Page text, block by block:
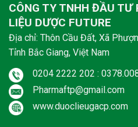
CÔNG TY TNHH ĐẦU TƯ
LIỆU DƯỢC FUTURE
Địa chỉ: Thôn Cầu Đất, Xã
Tỉnh Bắc Giang, Việt Nam
0204 2222 202 :
Pharmaftp@gmail.com
www.duoclieugacp.com